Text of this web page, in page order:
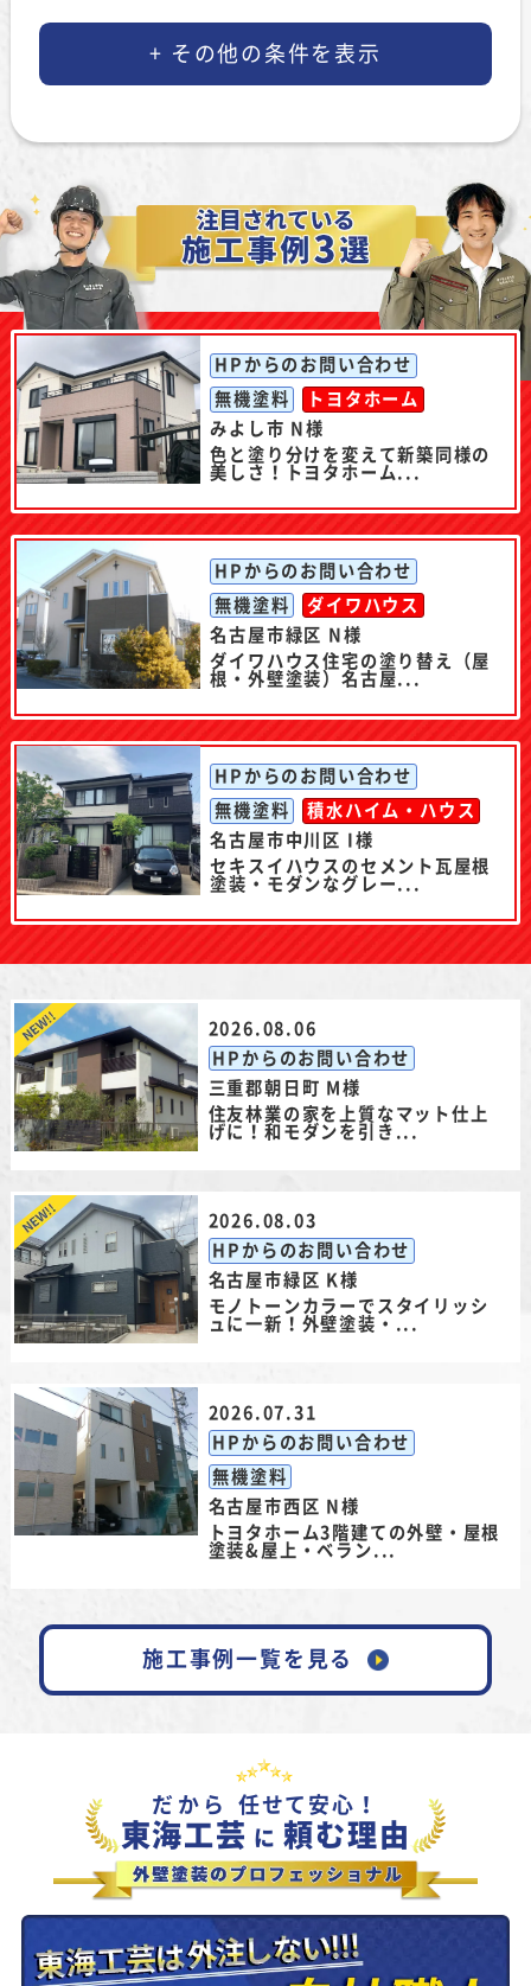
HPからのお問い合わせ
無機塗料
トヨタホーム
みよし市 N様
色と塗り分けを変えて新築同様の
美しさ！トヨタホーム...
HPからのお問い合わせ
無機塗料
ダイワハウス
名古屋市緑区 N様
ダイワハウス住宅の塗り替え（屋
根・外壁塗装）名古屋...
HPからのお問い合わせ
無機塗料
積水ハイム・ハウス
名古屋市中川区 I様
セキスイハウスのセメント瓦屋根
塗装・モダンなグレー...
2026.08.06
HPからのお問い合わせ
三重郡朝日町 M様
住友林業の家を上質なマット仕上
げに！和モダンを引き...
2026.08.03
HPからのお問い合わせ
名古屋市緑区 K様
モノトーンカラーでスタイリッシ
ュに一新！外壁塗装・...
2026.07.31
HPからのお問い合わせ
無機塗料
名古屋市西区 N様
トヨタホーム3階建ての外壁・屋根
塗装&屋上・ベラン...
施工事例一覧を見る
だから 任せて安心！
東海工芸 に 頼む理由